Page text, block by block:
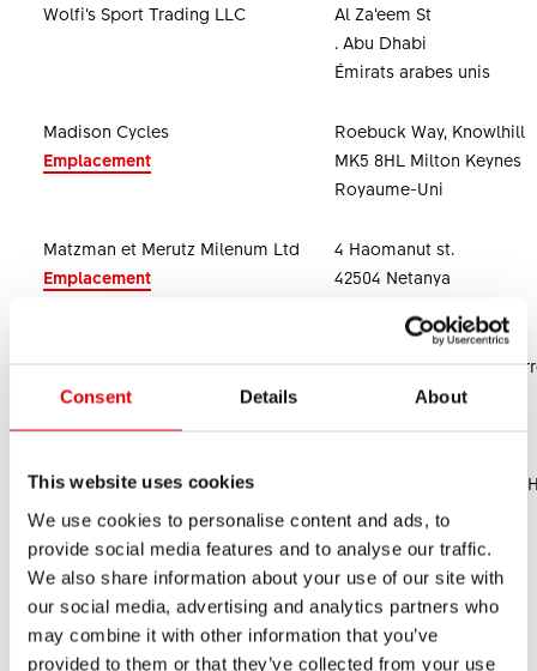
Consent Details About
This website uses cookies
We use cookies to personalise content and ads, to
provide social media features and to analyse our traffic.
We also share information about your use of our site with
our social media, advertising and analytics partners who
may combine it with other information that you’ve
provided to them or that they’ve collected from your use
Wolfi’s Sport Trading LLC
Al Za’eem St
. Abu Dhabi
Émirats arabes unis
Madison Cycles
Emplacement
Roebuck Way, Knowlhill
MK5 8HL Milton Keynes
Royaume-Uni
Matzman et Merutz Milenum Ltd
Emplacement
4 Haomanut st.
42504 Netanya
Emplacement
Parc d'activités de la
06620 Le Bar sur Loup
Marui Ltd
Emplacement
27-1 Uozakihamamachi,
6580024 Kobe
Japon
Wolfi’s Sport Trading LLC
Al Za’eem St
. Abu Dhabi
Émirats arabes unis